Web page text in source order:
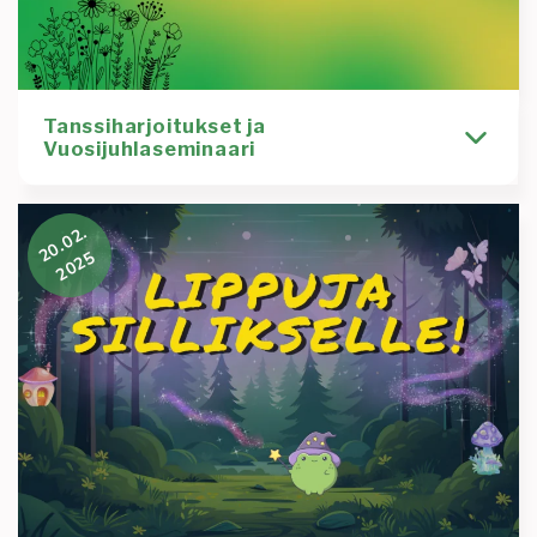
Tanssiharjoitukset ja
Vuosijuhlaseminaari
FI/EN Vuosijuhlat ovat jo ensi viikolla, joten nyt on
aika tarkistaa juhlapuvun kunto ja muistella
Kirjoittaja
Timi Pietilä
Tapahtuma
53-vujut 53v asteriski53
vujujännä vujut vuosijuhla
Lue lisää
:
ja
20.02.
2025